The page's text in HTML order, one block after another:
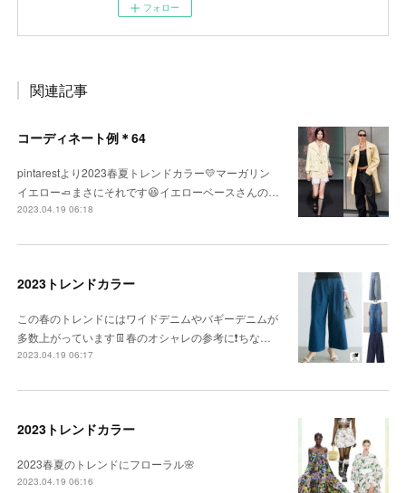
フォロー
関連記事
コーディネート例＊64
pintarestより2023春夏トレンドカラー💛マーガリン
イエロー🧈まさにそれです😆イエローベースさんの…
2023.04.19 06:18
2023トレンドカラー
この春のトレンドにはワイドデニムやバギーデニムが
多数上がっています👖春のオシャレの参考に❗️ちな…
2023.04.19 06:17
2023トレンドカラー
2023春夏のトレンドにフローラル🌸
2023.04.19 06:16